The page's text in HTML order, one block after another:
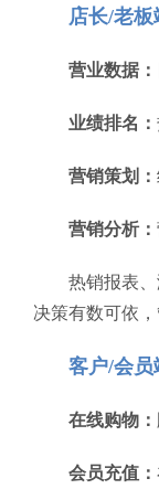
店长/老板
营业数据：
业绩排名：
营销策划：
营销分析：
热销报表
决策有数可依
客户/会员
在线购物：
会员充值：